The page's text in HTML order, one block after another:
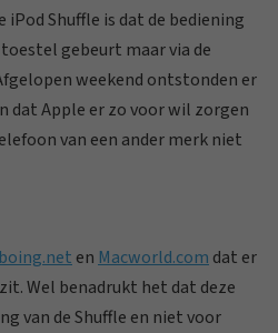
iPod Shuffle is dat de bediening
gebeurt maar via de
weekend ontstonden er
dat Apple er zo voor wil zorgen
van een ander merk niet
en Macworld.com dat er
Wel benadrukt het dat deze
van de Shuffle en niet voor